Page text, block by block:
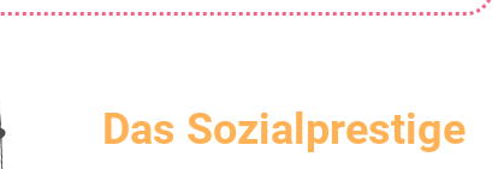
Das Sozialprestige